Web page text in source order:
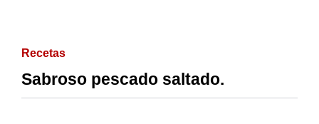
Recetas
Sabroso pescado saltado.